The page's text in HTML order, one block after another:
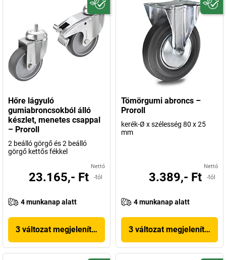
Hőre lágyuló
gumiabroncsokból álló
készlet, menetes csappal
– Proroll
2 beálló görgő és 2 beálló
görgő kettős fékkel
Nettó
23.165,- Ft -tól
4 munkanap alatt
3 változat megjelenítése
Tömörgumi abroncs –
Proroll
kerék-Ø x szélesség 80 x 25
mm
Nettó
3.389,- Ft -tól
4 munkanap alatt
3 változat megjelenítése